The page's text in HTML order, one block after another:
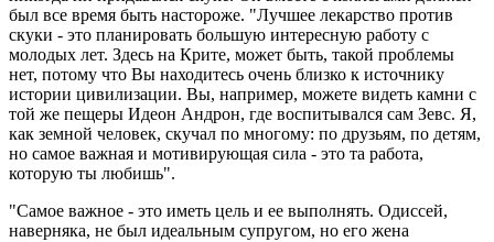
был все время быть настороже. "Лучшее лекарство против
скуки - это планировать большую интересную работу с
молодых лет. Здесь на Крите, может быть, такой проблемы
нет, потому что Вы находитесь очень близко к источнику
истории цивилизации. Вы, например, можете видеть камни с
той же пещеры Идеон Андрон, где воспитывался сам Зевс. Я,
как земной человек, скучал по многому: по друзьям, по детям,
но самое важная и мотивирующая сила - это та работа,
которую ты любишь".
"Самое важное - это иметь цель и ее выполнять. Одиссей,
наверняка, не был идеальным супругом, но его жена